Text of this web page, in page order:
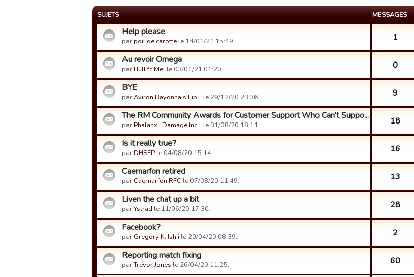
SUJETS MESSAGES
Help please
parpoil de carotte le 14/01/21 15:49. 1
Au revoir Omega
parHull fc Mel le 03/01/21 01:20. 0
BYE
parAviron Bayonnais Lib… le 29/12/20 23:36. 9
The RM Community Awards for Customer Support Who Can't Suppo...
parPhalanx : Damage Inc… le 31/08/20 18:11. 18
Is it really true?
parDHSFP le 04/08/20 15:14. 16
Caernarfon retired
par Caernarfon RFC le 07/08/20 11:49. 13
Liven the chat up a bit
parYstrad le 11/06/20 17:30. 28
Facebook?
par Gregory K. Ishii le 20/04/20 08:39. 2
Reporting match fixing
parTrevor Jones le 26/04/20 11:25. 60